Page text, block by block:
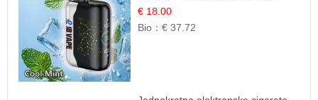
Čista i Svježa Okus
€ 18.00
Bio：€ 37.72